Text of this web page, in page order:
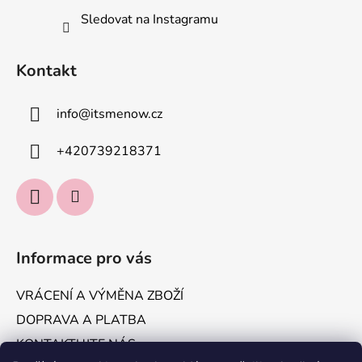
Sledovat na Instagramu
Kontakt
info@itsmenow.cz
+420739218371
Informace pro vás
VRÁCENÍ A VÝMĚNA ZBOŽÍ
DOPRAVA A PLATBA
KONTAKTUJTE NÁS